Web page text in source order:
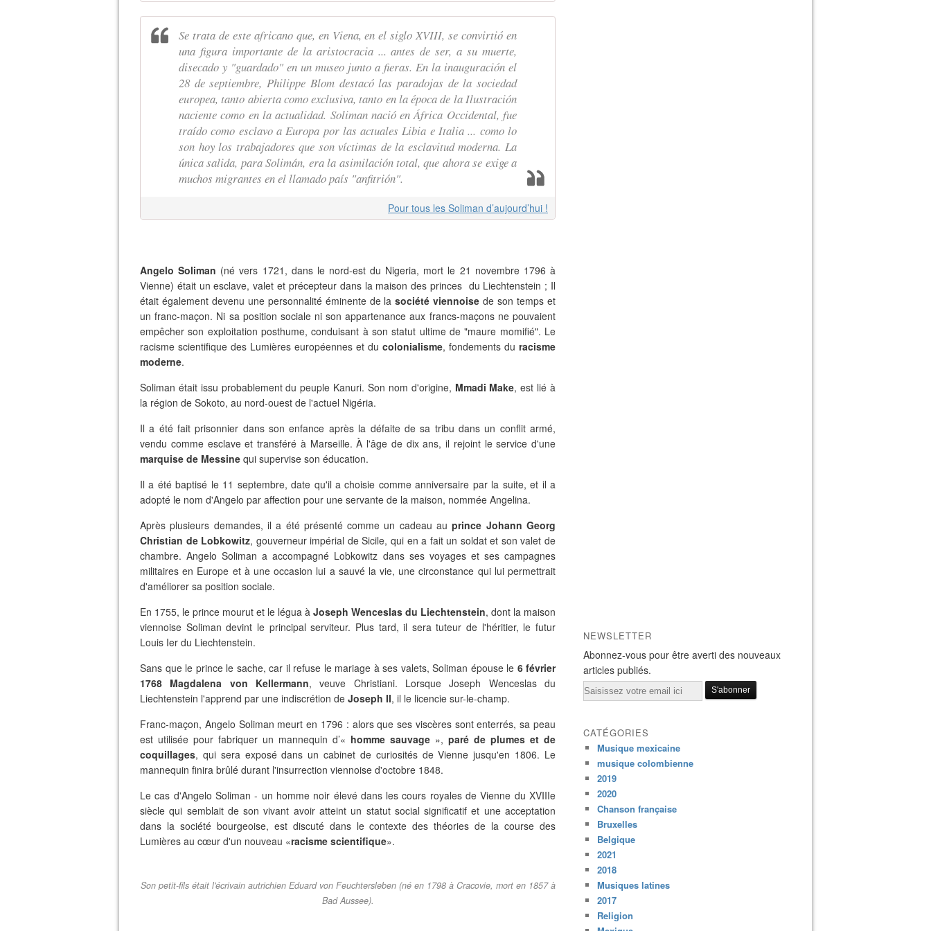
Se trata de este africano que, en Viena, en el siglo XVIII, se convirtió en
una figura importante de la aristocracia ... antes de ser, a su muerte,
disecado y "guardado" en un museo junto a fieras. En la inauguración el
28 de septiembre, Philippe Blom destacó las paradojas de la sociedad
europea, tanto abierta como exclusiva, tanto en la época de la Ilustración
naciente como en la actualidad. Soliman nació en África Occidental, fue
traído como esclavo a Europa por las actuales Libia e Italia ... como lo
son hoy los trabajadores que son víctimas de la esclavitud moderna. La
única salida, para Solimán, era la asimilación total, que ahora se exige a
muchos migrantes en el llamado país "anfitrión".
Pour tous les Soliman d’aujourd’hui !
Angelo Soliman (né vers 1721, dans le nord-est du Nigeria, mort le 21 novembre 1796 à
Vienne) était un esclave, valet et précepteur dans la maison des princes du Liechtenstein ; Il
était également devenu une personnalité éminente de lasociété viennoise de son temps et
un franc-maçon. Ni sa position sociale ni son appartenance aux francs-maçons ne pouvaient
empêcher son exploitation posthume, conduisant à son statut ultime de "maure momifié". Le
racisme scientifique des Lumières européennes et du colonialisme, fondements du racisme
moderne.
Soliman était issu probablement du peuple Kanuri. Son nom d'origine, Mmadi Make, est lié à
la région de Sokoto, au nord-ouest de l'actuel Nigéria.
Il a été fait prisonnier dans son enfance après la défaite de sa tribu dans un conflit armé,
vendu comme esclave et transféré à Marseille. À l'âge de dix ans, il rejoint le service d'une
marquise de Messine qui supervise son éducation.
Il a été baptisé le 11 septembre, date qu'il a choisie comme anniversaire par la suite, et il a
adopté le nom d'Angelo par affection pour une servante de la maison, nommée Angelina.
Après plusieurs demandes, il a été présenté comme un cadeau auprince Johann Georg
Christian de Lobkowitz, gouverneur impérial de Sicile, qui en a fait un soldat et son valet de
chambre. Angelo Soliman a accompagné Lobkowitz dans ses voyages et ses campagnes
militaires en Europe et à une occasion lui a sauvé la vie, une circonstance qui lui permettrait
d'améliorer sa position sociale.
En 1755, le prince mourut et le légua à Joseph Wenceslas du Liechtenstein, dont la maison
viennoise Soliman devint le principal serviteur. Plus tard, il sera tuteur de l'héritier, le futur
Louis Ier du Liechtenstein.
Sans que le prince le sache, car il refuse le mariage à ses valets, Soliman épouse le 6 février
1768 Magdalena von Kellermann, veuve Christiani. Lorsque Joseph Wenceslas du
Liechtenstein l'apprend par une indiscrétion de Joseph II, il le licencie sur-le-champ.
Franc-maçon, Angelo Soliman meurt en 1796 : alors que ses viscères sont enterrés, sa peau
est utilisée pour fabriquer un mannequin d’« homme sauvage », paré de plumes et de
coquillages, qui sera exposé dans un cabinet de curiosités de Vienne jusqu'en 1806. Le
mannequin finira brûlé durant l'insurrection viennoise d'octobre 1848.
Le cas d'Angelo Soliman - un homme noir élevé dans les cours royales de Vienne du XVIIIe
siècle qui semblait de son vivant avoir atteint un statut social significatif et une acceptation
dans la société bourgeoise, est discuté dans le contexte des théories de la course des
Lumières au cœur d'un nouveau «racisme scientifique».
Son petit-fils était l'écrivain autrichien Eduard von Feuchtersleben (né en 1798 à Cracovie, mort en 1857 à
Bad Aussee).
NEWSLETTER
Abonnez-vous pour être averti des nouveaux
articles publiés.
Email
CATÉGORIES
Musique mexicaine
musique colombienne
2019
2020
Chanson française
Bruxelles
Belgique
2021
2018
Musiques latines
2017
Religion